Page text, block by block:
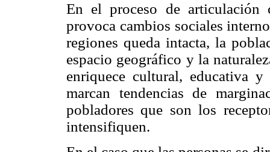
En el proceso de articulación
provoca cambios sociales
regiones queda intacta, la
espacio geográfico y la
enriquece cultural, educativa
marcan tendencias de
pobladores que son los
intensifiquen.